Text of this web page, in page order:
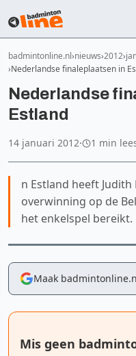
badmintonline.nl nieuws 2012
Nederlandse finaleplaatsen in
Nederlandse
Estland
14 januari 2012· 1 min
n Estland heeft
overwinning op de
het enkelspel bereikt.
Maak
Mis geen